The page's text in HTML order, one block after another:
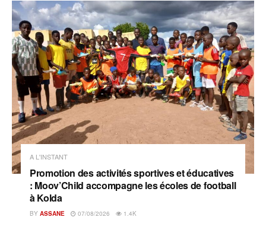
A L'INSTANT
Promotion des activités sportives et éducatives
: Moov’Child accompagne les écoles de football
à Kolda
BY ASSANE 07/08/2026 1.4K